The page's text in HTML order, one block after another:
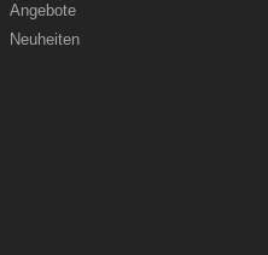
Angebote
Neuheiten